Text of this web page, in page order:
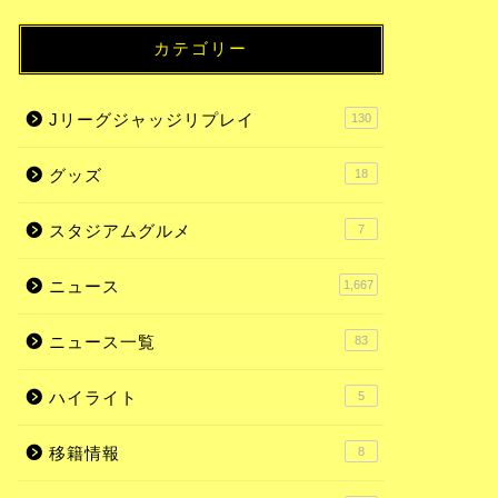
カテゴリー
Jリーグジャッジリプレイ 130
グッズ 18
スタジアムグルメ 7
ニュース 1,667
ニュース一覧 83
ハイライト 5
移籍情報 8